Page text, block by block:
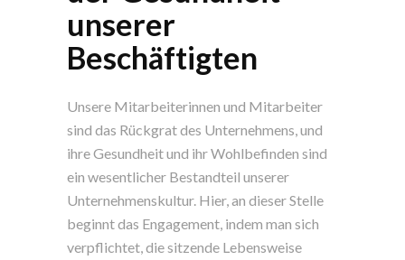
unserer
Beschäftigten
Unsere Mitarbeiterinnen und Mitarbeiter
sind das Rückgrat des Unternehmens, und
ihre Gesundheit und ihr Wohlbefinden sind
ein wesentlicher Bestandteil unserer
Unternehmenskultur. Hier, an dieser Stelle
beginnt das Engagement, indem man sich
verpflichtet, die sitzende Lebensweise